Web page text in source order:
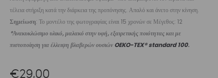
τέλεια στήριξη κατά την διάρκεια της προπόνησης. Απαλό και άνετο στην κίνηση.
Σημείωση: Το μοντέλο της φωτογραφίας είναι 15 χρονών σε Μέγεθος: 12
*Ανακυκλώσιμο υλικό, μαλακό στην υφή, εξαιρετικής ποιότητας και με
πιστοποίηση για έλλειψη βλαβερών ουσιών OEKO-TEX® standard 100.
€29,00